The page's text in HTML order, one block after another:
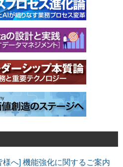
へ] 機能強化に関するご案内